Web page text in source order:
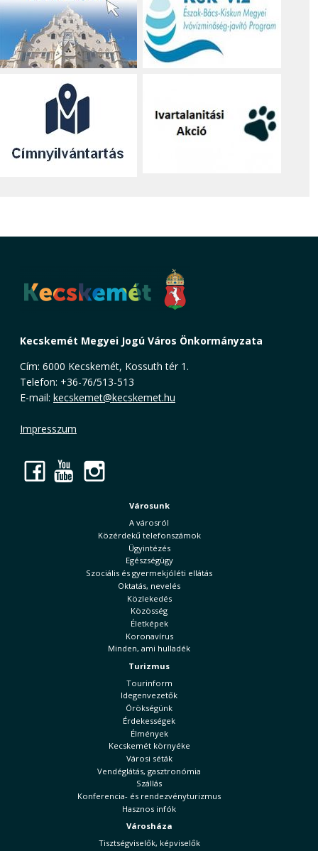
Kecskemét Megyei Jogú Város Önkormányzata
Cím: 6000 Kecskemét, Kossuth tér 1.
Telefon: +36-76/513-513
E-mail: kecskemet@kecskemet.hu
Impresszum
Facebook
YouTube
Városunk
A városról
Közérdekű telefonszámok
Ügyintézés
Egészségügy
Szociális és gyermekjóléti ellátás
Oktatás, nevelés
Közlekedés
Közösség
Életképek
Koronavírus
Minden, ami hulladék
Turizmus
Tourinform
Idegenvezetők
Örökségünk
Érdekességek
Élmények
Kecskemét környéke
Városi séták
Vendéglátás, gasztronómia
Szállás
Konferencia- és rendezvényturizmus
Hasznos infók
Városháza
Tisztségviselők, képviselők